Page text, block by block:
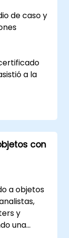
de caso y
a la
con
a objetos
y
una